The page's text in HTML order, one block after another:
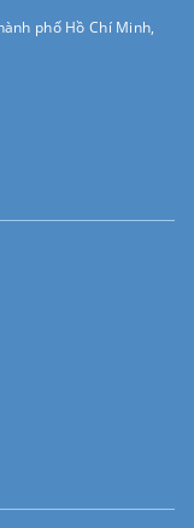
phố Hồ Chí Minh,